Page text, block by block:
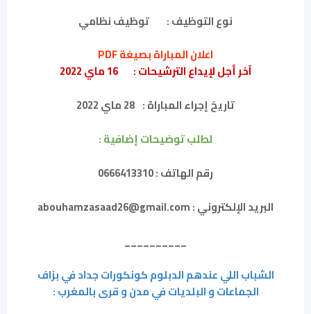
نوع التوظيف :
توظيف نظامي
اعلان المباراة بصيغة PDF
آخر أجل لإيداع الترشيحات :
16 ماي 2022
تاريخ إجراء المباراة : 28 ماي 2022
لطلب توضيحات إضافية :
رقم الهاتف : 0666413310
البريد الإلكتروني : abouhamzasaad26@gmail.com
__________
الشباب اللي عندهم الدبلوم كونكورات جداد في بزاف
الجماعات و البلديات في مدن و قرى بالمغرب :